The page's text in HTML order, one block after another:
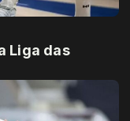
Liga das